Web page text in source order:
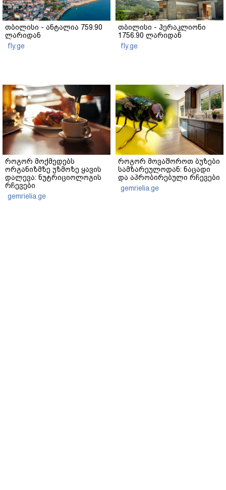
თბილისი - ანტალია 759.90
ლარიდან
fly.ge
თბილისი - ჰერაკლიონი
1756.90 ლარიდან
fly.ge
როგორ მოქმედებს
ორგანიზმზე უზმოზე ყავის
დალევა: ნუტრიციოლოგის
რჩევები
gemrielia.ge
როგორ მოვაშოროთ ბუზები
სამზარეულოდან: ნაცადი
და აპრობირებული რჩევები
gemrielia.ge